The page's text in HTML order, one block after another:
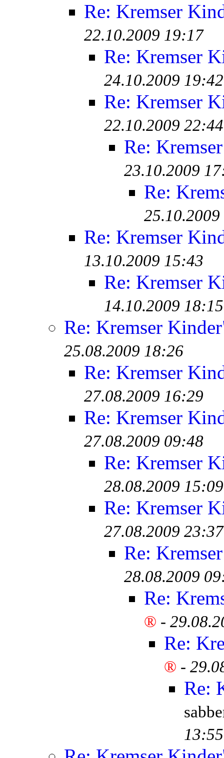
Re: Kremser
22.10.2009 19:17
Re: Kremser
24.10.2009 19:42
Re: Kremser
22.10.2009 22:44
Re:
23.10.2009
Re:
Re: Kremser
13.10.2009 15:43
Re: Kremser
14.10.2009 18:15
Re: Kremser
25.08.2009 18:26
Re: Kremser
27.08.2009 16:29
Re: Kremser
27.08.2009 09:48
Re: Kremser
28.08.2009 15:09
Re: Kremser
27.08.2009 23:37
Re:
28.08.2009
Re:
® -
Re:
® -
Re:
13:55